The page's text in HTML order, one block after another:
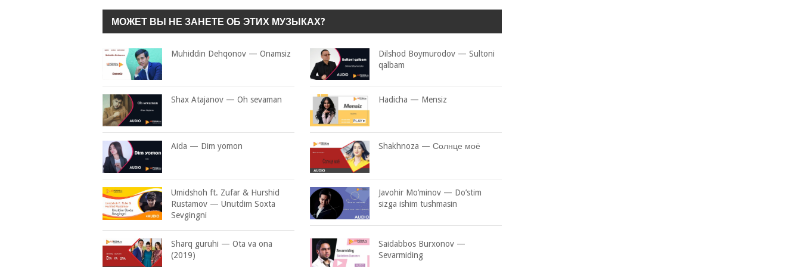
МОЖЕТ ВЫ НЕ ЗАНЕТЕ ОБ ЭТИХ МУЗЫКАХ?
Muhiddin Dehqonov — Onamsiz
Dilshod Boymurodov — Sultoni
qalbam
Shax Atajanov — Oh sevaman Hadicha — Mensiz
Aida — Dim yomon Shakhnoza — Солнце моё
Umidshoh ft. Zufar & Hurshid
Rustamov — Unutdim Soxta
Sevgingni
Javohir Mo’minov — Do’stim
sizga ishim tushmasin
Sharq guruhi — Ota va ona
(2019)
Saidabbos Burxonov —
Sevarmiding